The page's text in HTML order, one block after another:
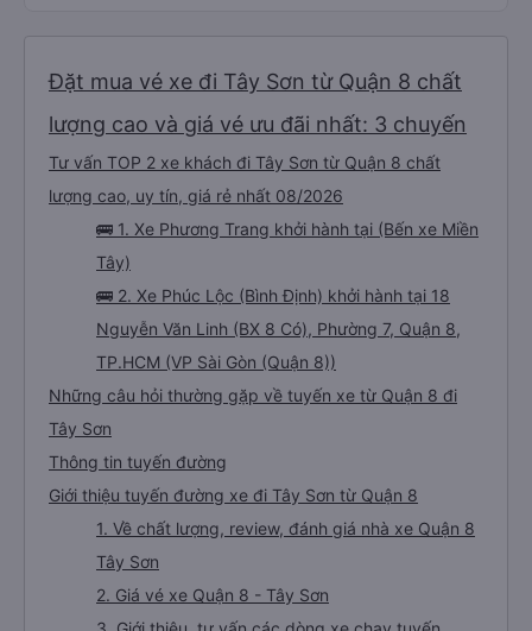
Đặt mua vé xe đi Tây Sơn từ Quận 8 chất
lượng cao và giá vé ưu đãi nhất: 3 chuyến
Tư vấn TOP 2 xe khách đi Tây Sơn từ Quận 8 chất
lượng cao, uy tín, giá rẻ nhất 08/2026
🚌 1. Xe Phương Trang khởi hành tại (Bến xe Miền
Tây)
🚌 2. Xe Phúc Lộc (Bình Định) khởi hành tại 18
Nguyễn Văn Linh (BX 8 Có), Phường 7, Quận 8,
TP.HCM (VP Sài Gòn (Quận 8))
Những câu hỏi thường gặp về tuyến xe từ Quận 8 đi
Tây Sơn
Thông tin tuyến đường
Giới thiệu tuyến đường xe đi Tây Sơn từ Quận 8
1. Về chất lượng, review, đánh giá nhà xe Quận 8
Tây Sơn
2. Giá vé xe Quận 8 - Tây Sơn